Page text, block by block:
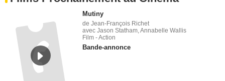
Mutiny
de Jean-François Richet
avec Jason Statham, Annabelle Wallis
Film - Action
Bande-annonce